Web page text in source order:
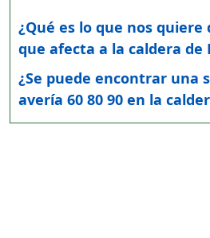
¿Qué es lo que nos
que afecta a la caldera de
¿Se puede encontrar una
avería 60 80 90 en la